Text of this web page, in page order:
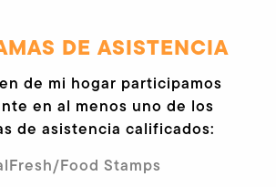
DE ASISTENCIA
de mi hogar participamos
en al menos uno de los
de asistencia calificados:
Food Stamps